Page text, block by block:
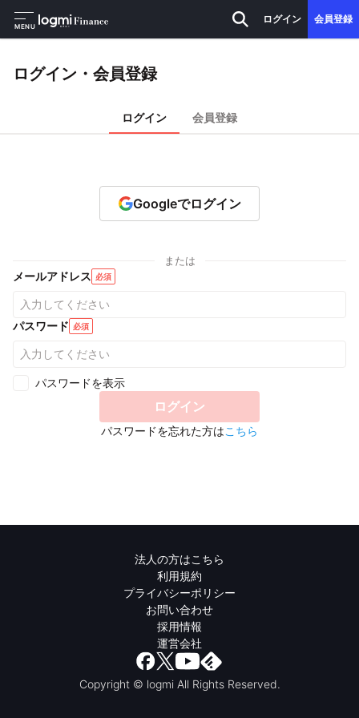
MENU
ログイン 会員登録
ログイン・会員登録
ログイン 会員登録
Googleでログイン
または
メールアドレス 必須
パスワード 必須
パスワードを表示
ログイン
パスワードを忘れた方はこちら
法人の方はこちら
利用規約
プライバシーポリシー
お問い合わせ
採用情報
運営会社
Copyright © logmi All Rights Reserved.